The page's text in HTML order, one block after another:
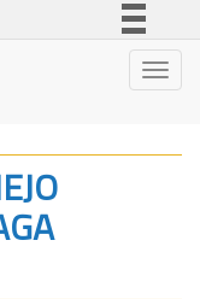
Legislação
Canais